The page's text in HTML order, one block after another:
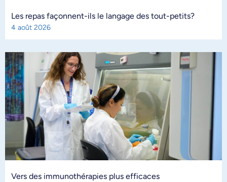
Les repas façonnent-ils le langage des tout-petits?
4 août 2026
Vers des immunothérapies plus efficaces